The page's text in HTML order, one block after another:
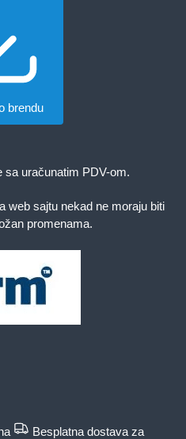
brendu
sa uračunatim PDV-om.
web sajtu nekad ne moraju biti
promenama.
Besplatna dostava za